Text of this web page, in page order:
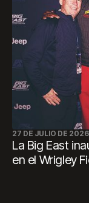
27 DE JULIO DE 2026
La Big East
en el Wrigley